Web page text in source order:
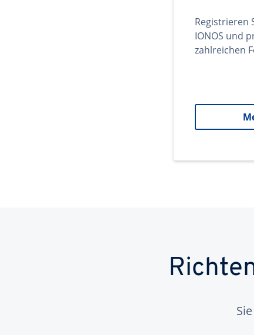
Registrieren
IONOS und
zahlreichen